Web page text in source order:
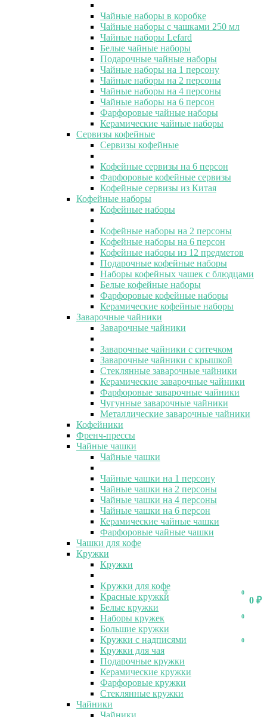
0
0 ₽
0
0
0
Чайные наборы в коробке
Чайные наборы с чашками 250 мл
Чайные наборы Lefard
Белые чайные наборы
Подарочные чайные наборы
Чайные наборы на 1 персону
Чайные наборы на 2 персоны
Чайные наборы на 4 персоны
Чайные наборы на 6 персон
Фарфоровые чайные наборы
Керамические чайные наборы
Сервизы кофейные
Сервизы кофейные
Кофейные сервизы на 6 персон
Фарфоровые кофейные сервизы
Кофейные сервизы из Китая
Кофейные наборы
Кофейные наборы
Кофейные наборы на 2 персоны
Кофейные наборы на 6 персон
Кофейные наборы из 12 предметов
Подарочные кофейные наборы
Наборы кофейных чашек с блюдцами
Белые кофейные наборы
Фарфоровые кофейные наборы
Керамические кофейные наборы
Заварочные чайники
Заварочные чайники
Заварочные чайники с ситечком
Заварочные чайники с крышкой
Стеклянные заварочные чайники
Керамические заварочные чайники
Фарфоровые заварочные чайники
Чугунные заварочные чайники
Металлические заварочные чайники
Кофейники
Френч-прессы
Чайные чашки
Чайные чашки
Чайные чашки на 1 персону
Чайные чашки на 2 персоны
Чайные чашки на 4 персоны
Чайные чашки на 6 персон
Керамические чайные чашки
Фарфоровые чайные чашки
Чашки для кофе
Кружки
Кружки
Кружки для кофе
Красные кружки
Белые кружки
Наборы кружек
Большие кружки
Кружки с надписями
Кружки для чая
Подарочные кружки
Керамические кружки
Фарфоровые кружки
Стеклянные кружки
Чайники
Чайники